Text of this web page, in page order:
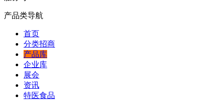
产品类导航
首页
分类招商
产品库
企业库
展会
资讯
特医食品